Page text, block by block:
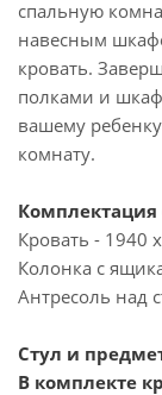
спальную
навесным
кровать.
полками и
вашему
комнату.
Кровать - 1940
Колонка с
Антресоль над
Стул и
В комплекте